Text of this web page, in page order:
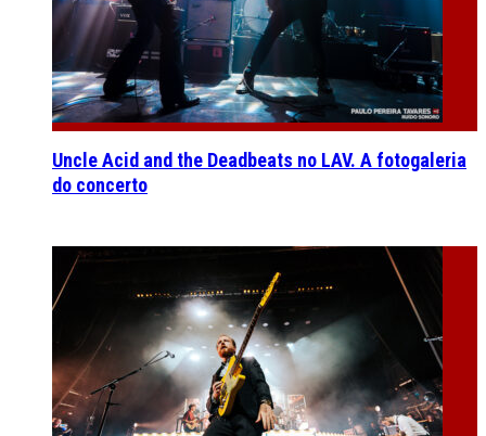
Uncle Acid and the Deadbeats no LAV. A fotogaleria
do concerto